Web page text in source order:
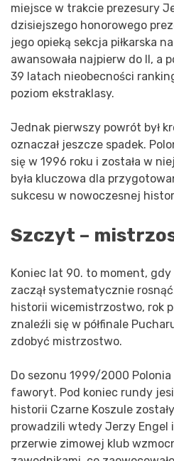
miejsce w trakcie prezesury
dzisiejszego honorowego
jego opieką sekcja piłkarska
awansowała najpierw do II, a
39 latach nieobecności
poziom ekstraklasy.
Jednak pierwszy powrót był
oznaczał jeszcze spadek.
się w 1996 roku i została w
była kluczowa dla
sukcesu w nowoczesnej
Szczyt –
Koniec lat 90. to moment,
zaczął systematycznie
historii wicemistrzostwo, rok
znaleźli się w półfinale
zdobyć mistrzostwo.
Do sezonu 1999/2000
faworyt. Pod koniec rundy
historii Czarne Koszule
prowadzili wtedy Jerzy Engel
przerwie zimowej klub